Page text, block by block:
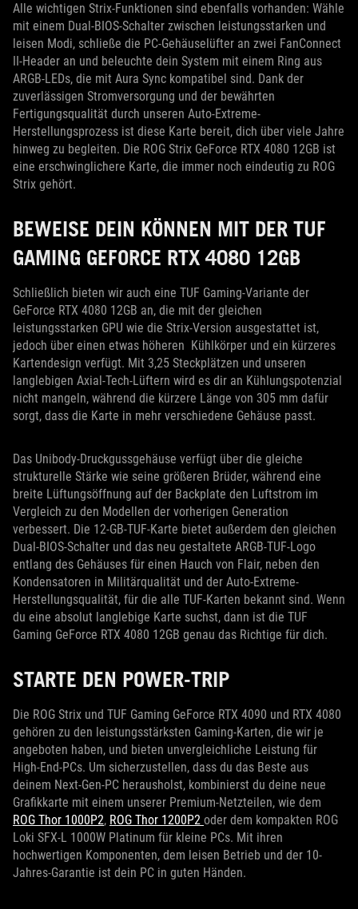
Alle wichtigen Strix-Funktionen sind ebenfalls vorhanden: Wähle
mit einem Dual-BIOS-Schalter zwischen leistungsstarken und
leisen Modi, schließe die PC-Gehäuselüfter an zwei FanConnect
II-Header an und beleuchte dein System mit einem Ring aus
ARGB-LEDs, die mit Aura Sync kompatibel sind. Dank der
zuverlässigen Stromversorgung und der bewährten
Fertigungsqualität durch unseren Auto-Extreme-
Herstellungsprozess ist diese Karte bereit, dich über viele Jahre
hinweg zu begleiten. Die ROG Strix GeForce RTX 4080 12GB ist
eine erschwinglichere Karte, die immer noch eindeutig zu ROG
Strix gehört.
BEWEISE DEIN KÖNNEN MIT DER TUF
GAMING GEFORCE RTX 4080 12GB
Schließlich bieten wir auch eine TUF Gaming-Variante der
GeForce RTX 4080 12GB an, die mit der gleichen
leistungsstarken GPU wie die Strix-Version ausgestattet ist,
jedoch über einen etwas höheren Kühlkörper und ein kürzeres
Kartendesign verfügt. Mit 3,25 Steckplätzen und unseren
langlebigen Axial-Tech-Lüftern wird es dir an Kühlungspotenzial
nicht mangeln, während die kürzere Länge von 305 mm dafür
sorgt, dass die Karte in mehr verschiedene Gehäuse passt.
Das Unibody-Druckgussgehäuse verfügt über die gleiche
strukturelle Stärke wie seine größeren Brüder, während eine
breite Lüftungsöffnung auf der Backplate den Luftstrom im
Vergleich zu den Modellen der vorherigen Generation
verbessert. Die 12-GB-TUF-Karte bietet außerdem den gleichen
Dual-BIOS-Schalter und das neu gestaltete ARGB-TUF-Logo
entlang des Gehäuses für einen Hauch von Flair, neben den
Kondensatoren in Militärqualität und der Auto-Extreme-
Herstellungsqualität, für die alle TUF-Karten bekannt sind. Wenn
du eine absolut langlebige Karte suchst, dann ist die TUF
Gaming GeForce RTX 4080 12GB genau das Richtige für dich.
STARTE DEN POWER-TRIP
Die ROG Strix und TUF Gaming GeForce RTX 4090 und RTX 4080
gehören zu den leistungsstärksten Gaming-Karten, die wir je
angeboten haben, und bieten unvergleichliche Leistung für
High-End-PCs. Um sicherzustellen, dass du das Beste aus
deinem Next-Gen-PC herausholst, kombinierst du deine neue
Grafikkarte mit einem unserer Premium-Netzteilen, wie dem
ROG Thor 1000P2, ROG Thor 1200P2 oder dem kompakten ROG
Loki SFX-L 1000W Platinum für kleine PCs. Mit ihren
hochwertigen Komponenten, dem leisen Betrieb und der 10-
Jahres-Garantie ist dein PC in guten Händen.